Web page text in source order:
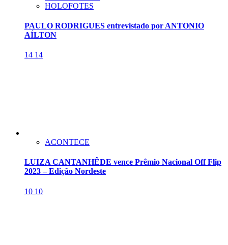
HOLOFOTES
PAULO RODRIGUES entrevistado por ANTONIO
AÍLTON
14 14
ACONTECE
LUIZA CANTANHÊDE vence Prêmio Nacional Off Flip
2023 – Edição Nordeste
10 10